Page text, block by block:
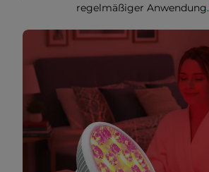
regelmäßiger Anwendung.